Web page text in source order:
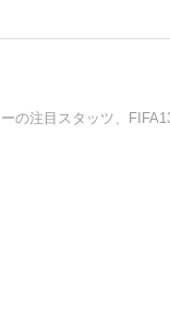
の注目スタッツ、